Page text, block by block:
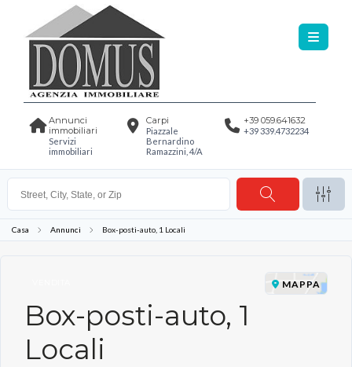
Annunci
immobiliari
Servizi
immobiliari
Carpi
Piazzale
Bernardino
Ramazzini, 4/A
+39 059.641632
+39 339.4732234
Casa Annunci Box-posti-auto, 1 Locali
Box-posti-auto, 1
Locali
MAPPA